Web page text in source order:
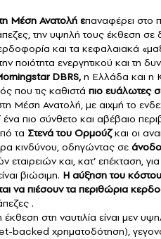
Μέση Ανατολή επαναφέρει στο
την υψηλή τους έκθεση
και τα κεφαλαιακά
ποιότητα ενεργητικού και τη
DBRS,η Ελλάδα και η
που τις καθιστά πιο ευάλωτες
Μέση Ανατολή, με αιχμή το
πιο σύνθετο και αβέβαιο
τα Στενά του Ορμούζκαι οι
κινδύνου, οδηγώντας σε
εταιρειών και, κατ’ επέκταση,
βιώσιμη. Η αύξηση του
να πιέσουν τα περιθώρια
.
έκθεση στη ναυτιλία είναι μεν
backed χρηματοδότηση),